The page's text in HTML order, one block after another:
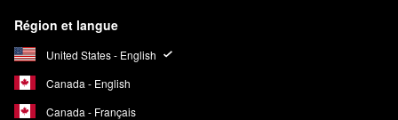
Région et langue
United States - English
Canada - English
Canada - Français